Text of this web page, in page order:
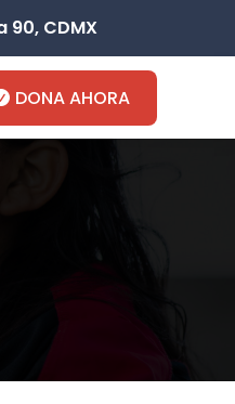
CDMX
DONA AHORA